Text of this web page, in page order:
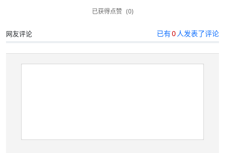
已获得点赞 (0)
网友评论 已有0人发表了评论